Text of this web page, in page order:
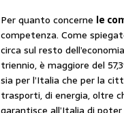
Per quanto concerne le
competenza. Come
circa sul resto
triennio, è maggiore del
sia per l’Italia che per la
trasporti, di energia, oltre